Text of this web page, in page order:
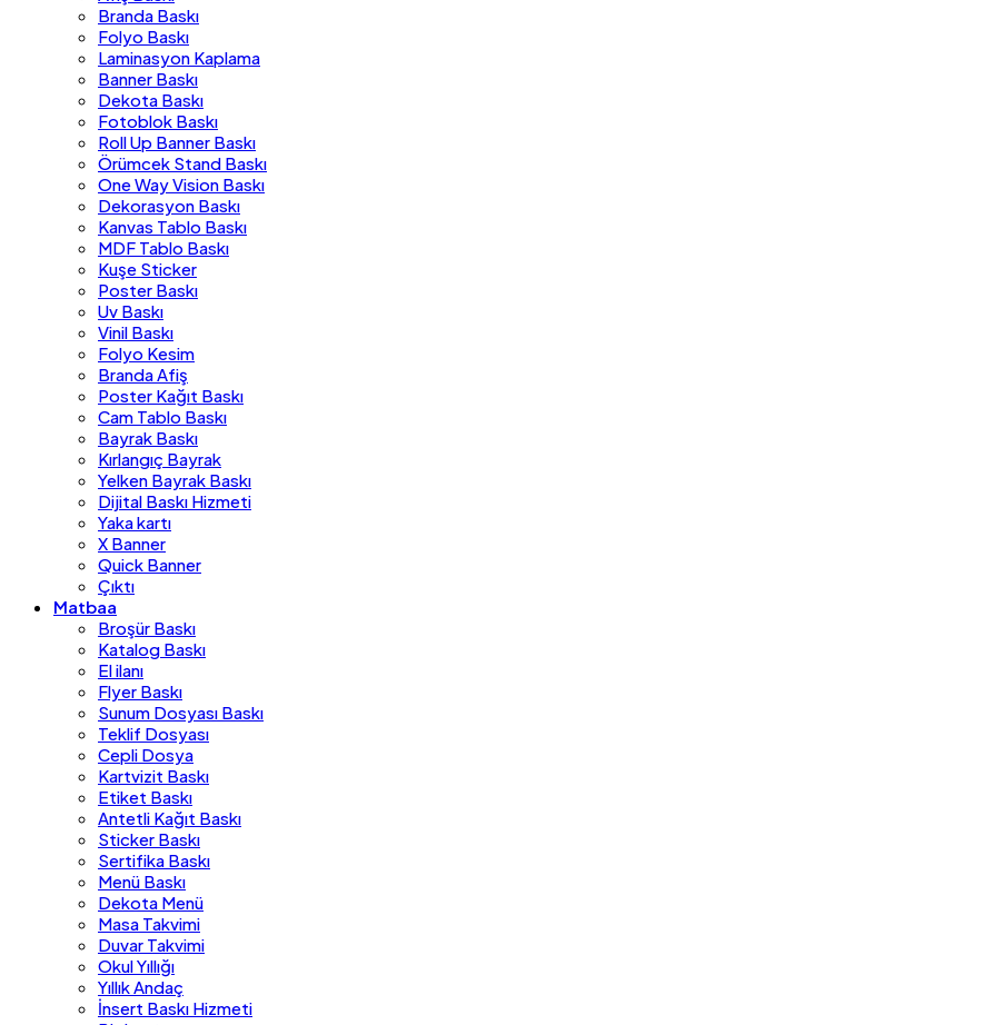
Branda Baskı
Folyo Baskı
Laminasyon Kaplama
Banner Baskı
Dekota Baskı
Fotoblok Baskı
Roll Up Banner Baskı
Örümcek Stand Baskı
One Way Vision Baskı
Dekorasyon Baskı
Kanvas Tablo Baskı
MDF Tablo Baskı
Kuşe Sticker
Poster Baskı
Uv Baskı
Vinil Baskı
Folyo Kesim
Branda Afiş
Poster Kağıt Baskı
Cam Tablo Baskı
Bayrak Baskı
Kırlangıç Bayrak
Yelken Bayrak Baskı
Dijital Baskı Hizmeti
Yaka kartı
X Banner
Quick Banner
Çıktı
Matbaa
Broşür Baskı
Katalog Baskı
El ilanı
Flyer Baskı
Sunum Dosyası Baskı
Teklif Dosyası
Cepli Dosya
Kartvizit Baskı
Etiket Baskı
Antetli Kağıt Baskı
Sticker Baskı
Sertifika Baskı
Menü Baskı
Dekota Menü
Masa Takvimi
Duvar Takvimi
Okul Yıllığı
Yıllık Andaç
İnsert Baskı Hizmeti